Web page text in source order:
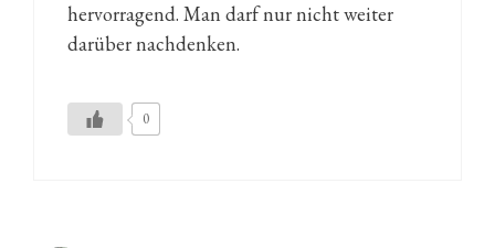
hervorragend. Man darf nur nicht weiter
darüber nachdenken.
0